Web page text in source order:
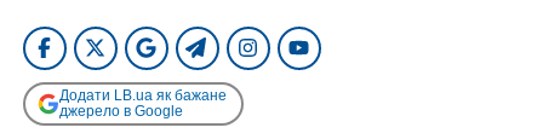
Додати LB.ua як бажане
джерело в Google